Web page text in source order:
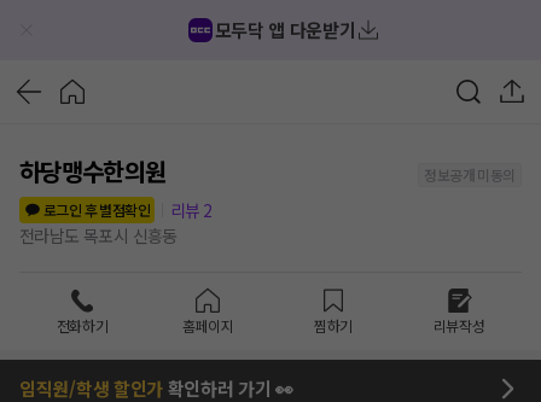
모두닥 앱 다운받기
하당맹수한의원
정보공개 미동의
로그인 후 별점확인
리뷰 2
전라남도 목포시 신흥동
전화하기 홈페이지 찜하기 리뷰작성
임직원/학생 할인가확인하러 가기 👀